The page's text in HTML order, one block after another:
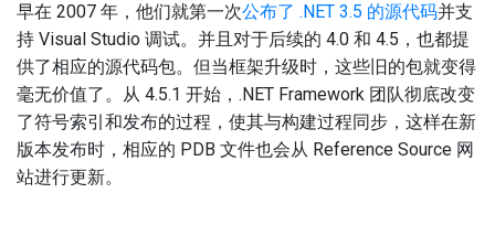
早在 2007 年，他们就第一次公布了 .NET 3.5 的源代码并支
持 Visual Studio 调试。并且对于后续的 4.0 和 4.5，也都提
供了相应的源代码包。但当框架升级时，这些旧的包就变得
毫无价值了。从 4.5.1 开始，.NET Framework 团队彻底改变
了符号索引和发布的过程，使其与构建过程同步，这样在新
版本发布时，相应的 PDB 文件也会从 Reference Source 网
站进行更新。